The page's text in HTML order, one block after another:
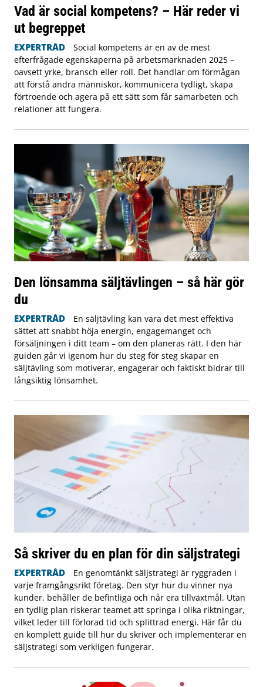
Vad är social kompetens? – Här reder vi
ut begreppet
EXPERTRÅD
Social kompetens är en av de mest
efterfrågade egenskaperna på arbetsmarknaden 2025 –
oavsett yrke, bransch eller roll. Det handlar om förmågan
att förstå andra människor, kommunicera tydligt, skapa
förtroende och agera på ett sätt som får samarbeten och
relationer att fungera.
Den lönsamma säljtävlingen – så här gör
du
EXPERTRÅD
En säljtävling kan vara det mest effektiva
sättet att snabbt höja energin, engagemanget och
försäljningen i ditt team – om den planeras rätt. I den här
guiden går vi igenom hur du steg för steg skapar en
säljtävling som motiverar, engagerar och faktiskt bidrar till
långsiktig lönsamhet.
Så skriver du en plan för din säljstrategi
EXPERTRÅD
En genomtänkt säljstrategi är ryggraden i
varje framgångsrikt företag. Den styr hur du vinner nya
kunder, behåller de befintliga och når era tillväxtmål. Utan
en tydlig plan riskerar teamet att springa i olika riktningar,
vilket leder till förlorad tid och splittrad energi. Här får du
en komplett guide till hur du skriver och implementerar en
säljstrategi som verkligen fungerar.